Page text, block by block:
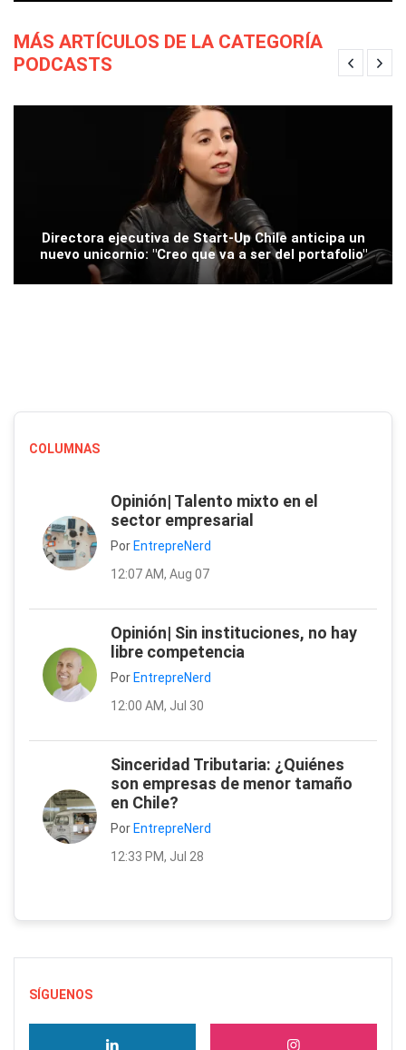
MÁS ARTÍCULOS DE LA CATEGORÍA
PODCASTS
Directora ejecutiva de Start-Up Chile anticipa un
nuevo unicornio: "Creo que va a ser del portafolio"
COLUMNAS
Opinión| Talento mixto en el
sector empresarial
Por EntrepreNerd
12:07 AM, Aug 07
Opinión| Sin instituciones, no hay
libre competencia
Por EntrepreNerd
12:00 AM, Jul 30
Sinceridad Tributaria: ¿Quiénes
son empresas de menor tamaño
en Chile?
Por EntrepreNerd
12:33 PM, Jul 28
SÍGUENOS